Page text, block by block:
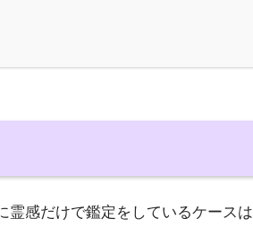
霊感だけで鑑定をしているケースは